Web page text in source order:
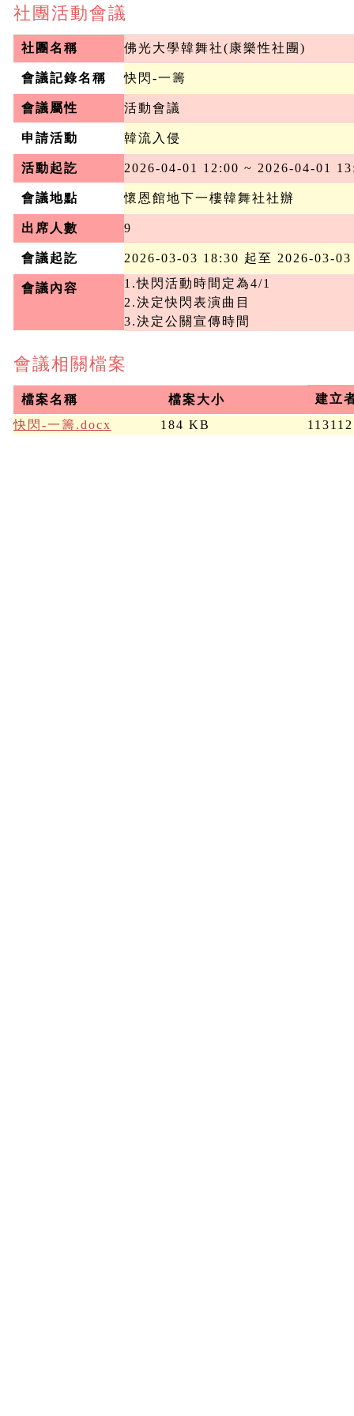
社團活動會議
社團名稱 佛光大學韓舞社(康樂性社團)
會議記錄名稱 快閃-一籌
會議屬性 活動會議
申請活動 韓流入侵
活動起訖 2026-04-01 12:00 ~ 2026-04-01
會議地點 懷恩館地下一樓韓舞社社辦
出席人數 9
會議起訖 2026-03-03 18:30 起至 2026-03-
會議內容
1.快閃活動時間定為4/1
2.決定快閃表演曲目
3.決定公關宣傳時間
會議相關檔案
檔案名稱 檔案大小
建立
快閃-一籌.docx
184 KB